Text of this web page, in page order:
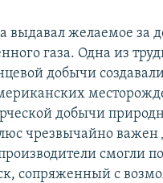
выдавал желаемое за
газа. Одна из
добычи
добычи
чрезвычайно важен
смогли
сопряженный с